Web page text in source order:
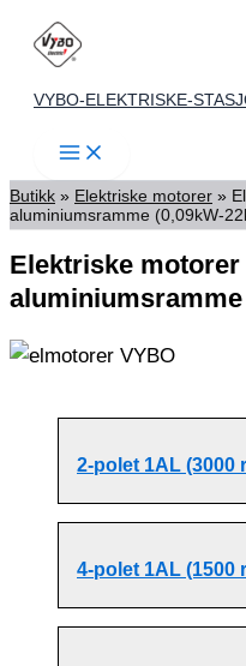
Skip
content
VYBO-ELEKTRISKE-
Butikk » Elektriske motorer »
aluminiumsramme (0,09kW-
Elektriske motorer
aluminiumsramme
2-polet 1AL (3000
4-polet 1AL (1500